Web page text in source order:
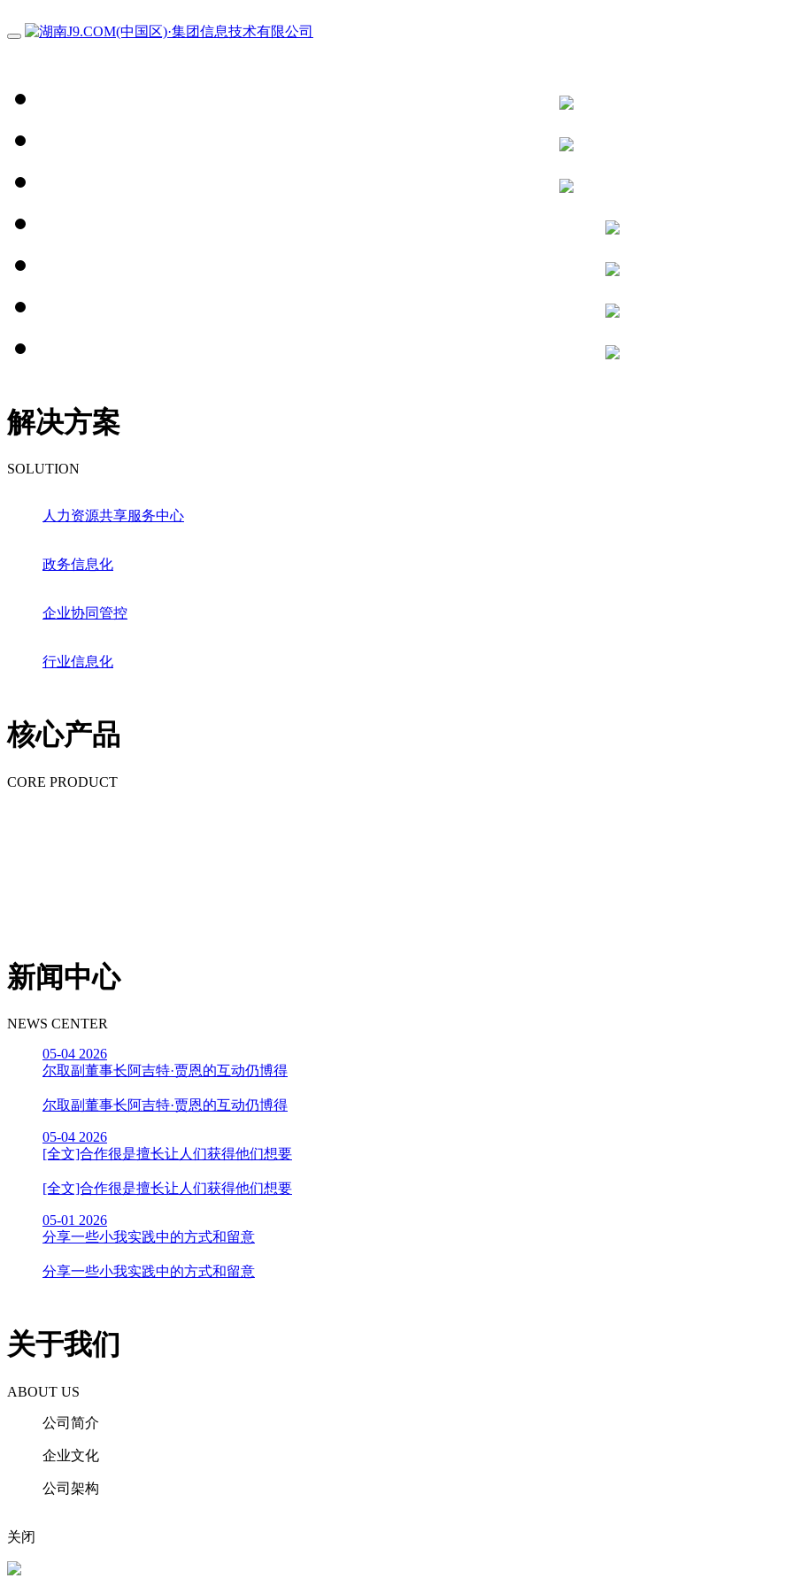
解决方案
SOLUTION
人力资源共享服务中心
政务信息化
企业协同管控
行业信息化
核心产品
CORE PRODUCT
新闻中心
NEWS CENTER
05-04 2026
尔取副董事长阿吉特·贾恩的互动仍博得
尔取副董事长阿吉特·贾恩的互动仍博得
05-04 2026
[全文]合作很是擅长让人们获得他们想要
[全文]合作很是擅长让人们获得他们想要
05-01 2026
分享一些小我实践中的方式和留意
分享一些小我实践中的方式和留意
关于我们
ABOUT US
公司简介
企业文化
公司架构
关闭